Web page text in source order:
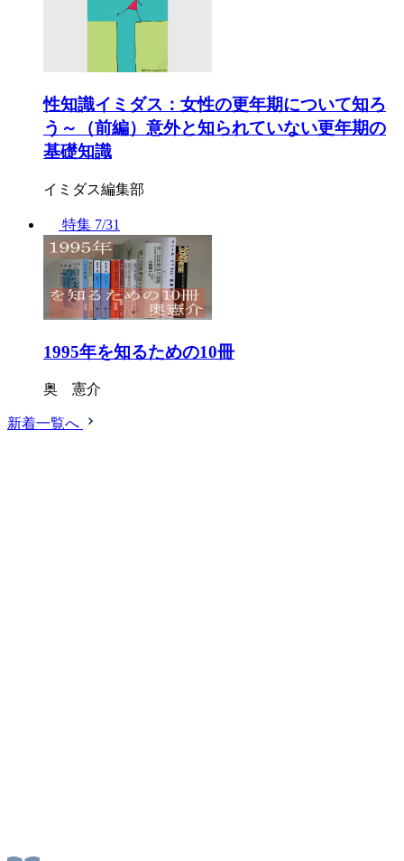
性知識イミダス：女性の更年期について知ろ
う～（前編）意外と知られていない更年期の
基礎知識
イミダス編集部
特集 7/31
1995年を知るための10冊
奥 憲介
新着一覧へ